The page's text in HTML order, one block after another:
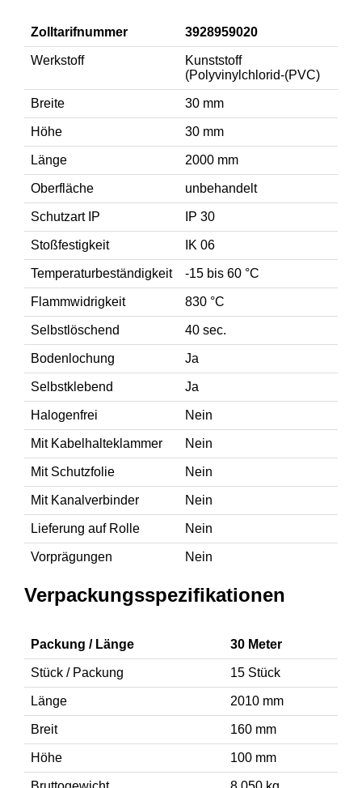
Zolltarifnummer 3928959020
Werkstoff
Kunststoff
(Polyvinylchlorid-(PVC)
Breite 30 mm
Höhe 30 mm
Länge 2000 mm
Oberfläche unbehandelt
Schutzart IP IP 30
Stoßfestigkeit IK 06
Temperaturbeständigkeit -15 bis 60 °C
Flammwidrigkeit 830 °C
Selbstlöschend 40 sec.
Bodenlochung Ja
Selbstklebend Ja
Halogenfrei Nein
Mit Kabelhalteklammer Nein
Mit Schutzfolie Nein
Mit Kanalverbinder Nein
Lieferung auf Rolle Nein
Vorprägungen Nein
Verpackungsspezifikationen
Packung / Länge 30 Meter
Stück / Packung 15 Stück
Länge 2010 mm
Breit 160 mm
Höhe 100 mm